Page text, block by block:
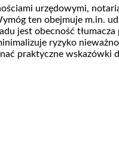
urzędowymi,
ten obejmuje m.in.
jest obecność
ryzyko
praktyczne wskazówki